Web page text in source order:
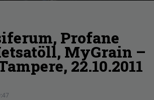
Profane
MyGrain –
22.10.2011